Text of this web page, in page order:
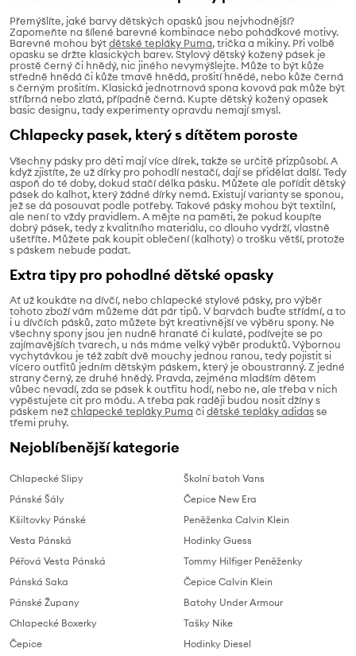
Přemýšlíte, jaké barvy dětských opasků jsou nejvhodnější?
Zapomeňte na šílené barevné kombinace nebo pohádkové motivy.
Barevné mohou býtdětské tepláky Puma, trička a mikiny. Při volbě
opasku se držte klasických barev. Stylový dětský kožený pásek je
prostě černý či hnědý, nic jiného nevymýšlejte. Může to být kůže
středně hnědá či kůže tmavě hnědá, prošití hnědé, nebo kůže černá
s černým prošitím. Klasická jednotrnová spona kovová pak může být
stříbrná nebo zlatá, případně černá. Kupte dětský kožený opasek
basic designu, tady experimenty opravdu nemají smysl.
Chlapecky pasek, který s dítětem poroste
Všechny pásky pro děti mají více dírek, takže se určitě přizpůsobí. A
když zjistíte, že už dírky pro pohodlí nestačí, dají se přidělat další. Tedy
aspoň do té doby, dokud stačí délka pásku. Můžete ale pořídit dětský
pásek do kalhot, který žádné dírky nemá. Existují varianty se sponou,
jež se dá posouvat podle potřeby. Takové pásky mohou být textilní,
ale není to vždy pravidlem. A mějte na paměti, že pokud koupíte
dobrý pásek, tedy z kvalitního materiálu, co dlouho vydrží, vlastně
ušetříte. Můžete pak koupit oblečení (kalhoty) o trošku větší, protože
s páskem nebude padat.
Extra tipy pro pohodlné dětské opasky
Ať už koukáte na dívčí, nebo chlapecké stylové pásky, pro výběr
tohoto zboží vám můžeme dát pár tipů. V barvách buďte střídmí, a to
i u dívčích pásků, zato můžete být kreativnější ve výběru spony. Ne
všechny spony jsou jen nudně hranaté či kulaté, podívejte se po
zajímavějších tvarech, u nás máme velký výběr produktů. Výbornou
vychytávkou je též zabít dvě mouchy jednou ranou, tedy pojistit si
vícero outfitů jedním dětským páskem, který je oboustranný. Z jedné
strany černý, ze druhé hnědý. Pravda, zejména mladším dětem
vůbec nevadí, zda se pásek k outfitu hodí, nebo ne, ale třeba v nich
vypěstujete cit pro módu. A třeba pak raději budou nosit džíny s
páskem nežchlapecké tepláky Pumačidětské tepláky adidasse
třemi pruhy.
Nejoblíbenější kategorie
Chlapecké Slipy
Pánské Šály
Kšiltovky Pánské
Vesta Pánská
Péřová Vesta Pánská
Pánská Saka
Pánské Župany
Chlapecké Boxerky
Čepice
Školní batoh Vans
Čepice New Era
Peněženka Calvin Klein
Hodinky Guess
Tommy Hilfiger Peněženky
Čepice Calvin Klein
Batohy Under Armour
Tašky Nike
Hodinky Diesel